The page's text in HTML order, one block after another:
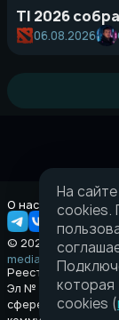
TI 2026
06.08.2026
О нас Правовая
© 2026 Taverna.gg
media@taverna.gg
Реестровая
Эл № ФС77-89710
сфере связи,
На
cookies.
которая
cookies (